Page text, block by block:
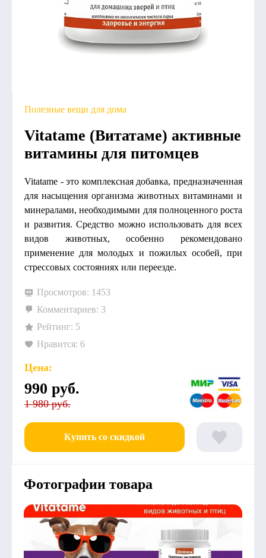
Полезные вещи для дома
Vitatame (Витатаме) активные
витамины для питомцев
Vitatame - это комплексная добавка, предназначенная
для насыщения организма животных витаминами и
минералами, необходимыми для полноценного роста
и развития. Средство можно использовать для всех
видов животных, особенно рекомендовано
применение для молодых и пожилых особей, при
стрессовых состояниях или переезде.
Просмотров: 1453
Комментариев: 3
Рейтинг: 5
Нравится: 6
Цена:
990 руб.
1 980 руб.
Купить со скидкой
Фотографии товара